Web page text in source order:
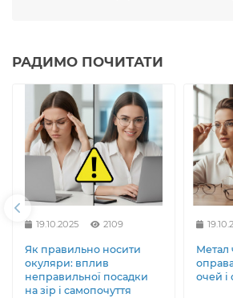
РАДИМО ПОЧИТАТИ
19.10.2025 2109
Як правильно носити
окуляри: вплив
неправильної посадки
на зір і самопочуття
Метал
очей і